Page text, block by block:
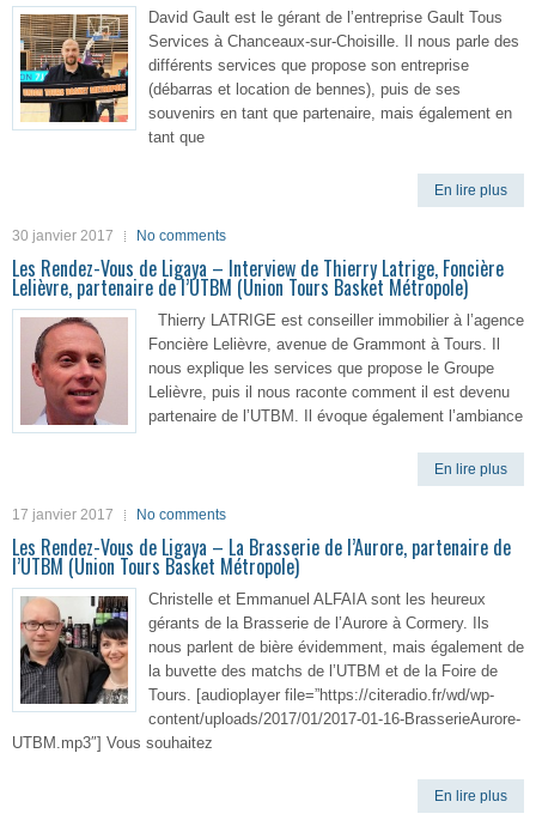
David Gault est le gérant de l’entreprise Gault Tous
Services à Chanceaux-sur-Choisille. Il nous parle des
différents services que propose son entreprise
(débarras et location de bennes), puis de ses
souvenirs en tant que partenaire, mais également en
tant que
En lire plus
30 janvier 2017 No comments
Les Rendez-Vous de Ligaya – Interview de Thierry Latrige, Foncière
Lelièvre, partenaire de l’UTBM (Union Tours Basket Métropole)
Thierry LATRIGE est conseiller immobilier à l’agence
Foncière Lelièvre, avenue de Grammont à Tours. Il
nous explique les services que propose le Groupe
Lelièvre, puis il nous raconte comment il est devenu
partenaire de l’UTBM. Il évoque également l’ambiance
En lire plus
17 janvier 2017 No comments
Les Rendez-Vous de Ligaya – La Brasserie de l’Aurore, partenaire de
l’UTBM (Union Tours Basket Métropole)
Christelle et Emmanuel ALFAIA sont les heureux
gérants de la Brasserie de l’Aurore à Cormery. Ils
nous parlent de bière évidemment, mais également de
la buvette des matchs de l’UTBM et de la Foire de
Tours. [audioplayer file=”https://citeradio.fr/wd/wp-
content/uploads/2017/01/2017-01-16-BrasserieAurore-
UTBM.mp3″] Vous souhaitez
En lire plus